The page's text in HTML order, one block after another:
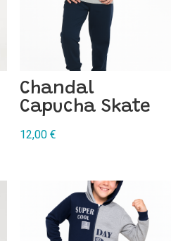
Chandal
Capucha Skate
12,00 €